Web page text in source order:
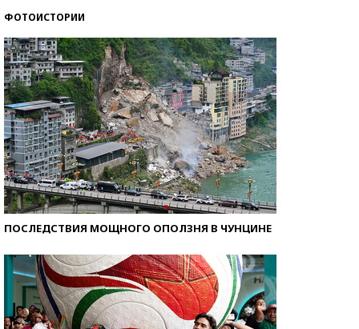
ФОТОИСТОРИИ
ПОСЛЕДСТВИЯ МОЩНОГО ОПОЛЗНЯ В ЧУНЦИНЕ